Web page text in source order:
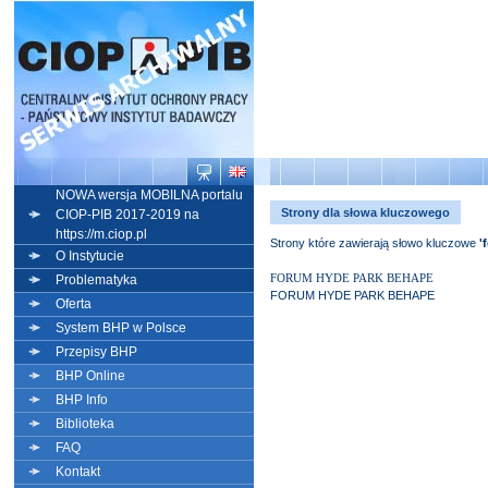
NOWA wersja MOBILNA portalu
CIOP-PIB 2017-2019 na
https://m.ciop.pl
O Instytucie
Problematyka
Oferta
System BHP w Polsce
Przepisy BHP
BHP Online
BHP Info
Biblioteka
FAQ
Kontakt
Strony dla słowa kluczowego
Strony które zawierają słowo kluczowe
FORUM HYDE PARK BEHAPE
FORUM HYDE PARK BEHAPE